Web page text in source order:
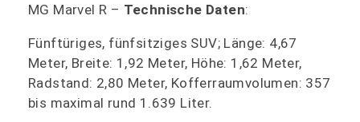
MG Marvel R – Technische Daten:
Fünftüriges, fünfsitziges SUV; Länge: 4,67
Meter, Breite: 1,92 Meter, Höhe: 1,62 Meter,
Radstand: 2,80 Meter, Kofferraumvolumen: 357
bis maximal rund 1.639 Liter.